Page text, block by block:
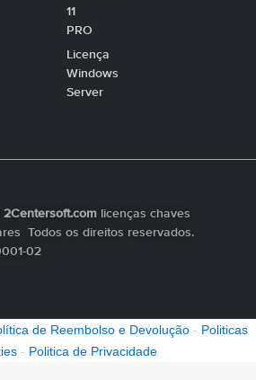
11
PRO
Licença
Windows
Server
2Centersoft.com licenças chaves
Todos os direitos reservados.
02
de Reembolso e Devolução - Politicas
- Politica de Privacidade